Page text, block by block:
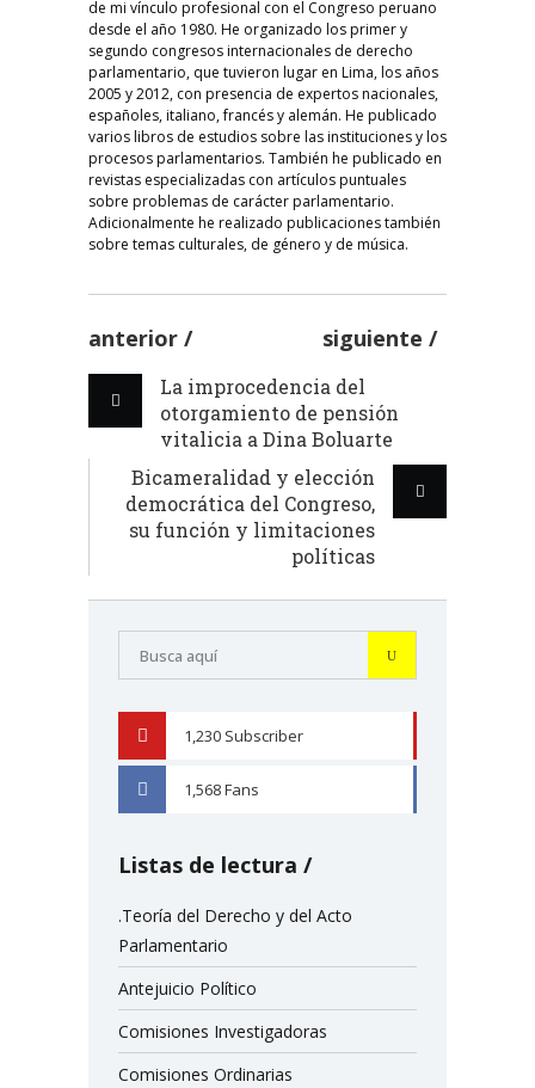
de mi vínculo profesional con el Congreso peruano
desde el año 1980. He organizado los primer y
segundo congresos internacionales de derecho
parlamentario, que tuvieron lugar en Lima, los años
2005 y 2012, con presencia de expertos nacionales,
españoles, italiano, francés y alemán. He publicado
varios libros de estudios sobre las instituciones y los
procesos parlamentarios. También he publicado en
revistas especializadas con artículos puntuales
sobre problemas de carácter parlamentario.
Adicionalmente he realizado publicaciones también
sobre temas culturales, de género y de música.
anterior siguiente
La improcedencia del
otorgamiento de pensión
vitalicia a Dina Boluarte
Bicameralidad y elección
democrática del Congreso,
su función y limitaciones
políticas
1,230 Subscriber
1,568Fans
Listas de lectura
.Teoría del Derecho y del Acto
Parlamentario
Antejuicio Político
Comisiones Investigadoras
Comisiones Ordinarias